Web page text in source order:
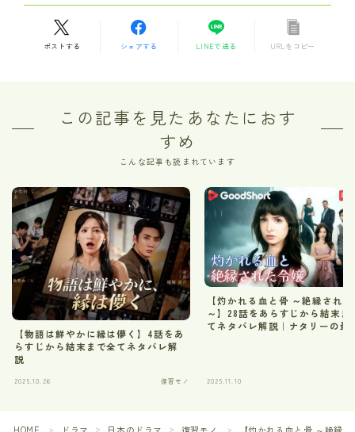
ポストする シェアする LINEで送る URLをコピー
この記事を見たあなたにおす
すめ
こんな記事も読まれています
【物語は鮮やかに縁は儚く】4話をあ
らすじから結末まで全てネタバレ解
説
2025.10.26 復習モノ
【灼かれる血と骨 ～絶縁され
～】28話をあらすじから結末ま
てネタバレ解説｜ナタリーの最
2025.11.10
＞ ＞ ＞ ＞